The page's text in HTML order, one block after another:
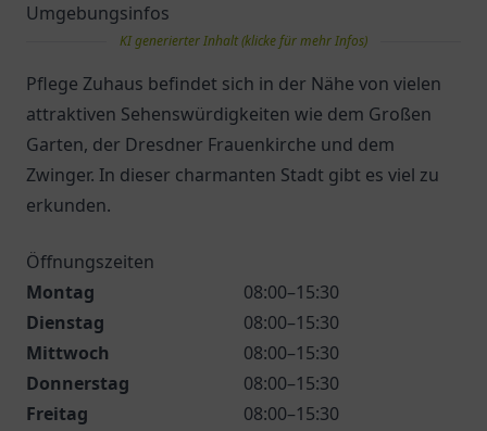
Umgebungsinfos
KI generierter Inhalt (klicke für mehr Infos)
Pflege Zuhaus befindet sich in der Nähe von vielen
attraktiven Sehenswürdigkeiten wie dem Großen
Garten, der Dresdner Frauenkirche und dem
Zwinger. In dieser charmanten Stadt gibt es viel zu
erkunden.
Öffnungszeiten
Montag
08:00–15:30
Dienstag
08:00–15:30
Mittwoch
08:00–15:30
Donnerstag
08:00–15:30
Freitag
08:00–15:30